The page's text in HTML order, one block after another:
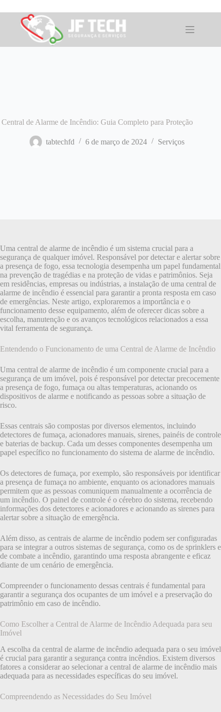
para
conteúdo
Central de Alarme de Incêndio: Guia Completo para Proteção
tabtechfd 6 de março de 2024 Serviços
Uma central de alarme de incêndio é um sistema crucial para a
segurança de qualquer imóvel. Responsável por detectar e alertar sobre
a presença de fogo, essa tecnologia desempenha um papel fundamental
na prevenção de tragédias e na proteção de vidas e patrimônios. Seja
em residências, empresas ou indústrias, a instalação de uma central de
alarme de incêndio é essencial para garantir a pronta resposta em caso
de emergências. Neste artigo, exploraremos a importância e o
funcionamento desse equipamento, além de oferecer dicas sobre a
escolha, manutenção e os avanços tecnológicos relacionados a essa
vital ferramenta de segurança.
Entendendo o Funcionamento de uma Central de Alarme de Incêndio
Uma central de alarme de incêndio é um componente crucial para a
segurança de um imóvel, pois é responsável por detectar precocemente
a presença de fogo, fumaça ou altas temperaturas, acionando os
dispositivos de alarme e notificando as pessoas sobre a situação de
risco.
Essas centrais são compostas por diversos elementos, incluindo
detectores de fumaça, acionadores manuais, sirenes, painéis de controle
e baterias de backup. Cada um desses componentes desempenha um
papel específico no funcionamento do sistema de alarme de incêndio.
Os detectores de fumaça, por exemplo, são responsáveis por identificar
a presença de fumaça no ambiente, enquanto os acionadores manuais
permitem que as pessoas comuniquem manualmente a ocorrência de
um incêndio. O painel de controle é o cérebro do sistema, recebendo
informações dos detectores e acionadores e acionando as sirenes para
alertar sobre a situação de emergência.
Além disso, as centrais de alarme de incêndio podem ser configuradas
para se integrar a outros sistemas de segurança, como os de sprinklers e
de combate a incêndio, garantindo uma resposta abrangente e eficaz
diante de um cenário de emergência.
Compreender o funcionamento dessas centrais é fundamental para
garantir a segurança dos ocupantes de um imóvel e a preservação do
patrimônio em caso de incêndio.
Como Escolher a Central de Alarme de Incêndio Adequada para seu
Imóvel
A escolha da central de alarme de incêndio adequada para o seu imóvel
é crucial para garantir a segurança contra incêndios. Existem diversos
fatores a considerar ao selecionar a central de alarme de incêndio mais
adequada para as necessidades específicas do seu imóvel.
Compreendendo as Necessidades do Seu Imóvel